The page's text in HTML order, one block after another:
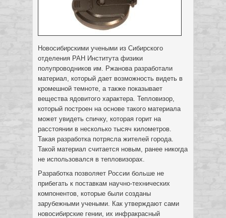
Новосибирскими учеными из Сибирского
отделения РАН Института физики
полупроводников им. Ржанова разработали
материал, который дает возможность видеть в
кромешной темноте, а также показывает
вещества ядовитого характера. Тепловизор,
который построен на основе такого материала
может увидеть спичку, которая горит на
расстоянии в несколько тысяч километров.
Такая разработка потрясла жителей города.
Такой материал считается новым, ранее никогда
не использовался в тепловизорах.
Разработка позволяет России больше не
прибегать к поставкам научно-технических
компонентов, которые были созданы
зарубежными учеными. Как утверждают сами
новосибирские гении, их инфракрасный